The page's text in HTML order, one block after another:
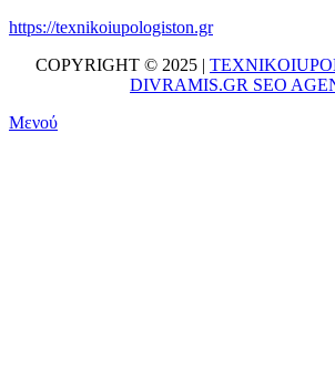
https://texnikoiupologiston.gr
COPYRIGHT © 2025 |
DIVRAMIS.GR SEO
Μενού